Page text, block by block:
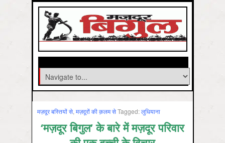
मज़दूर बस्तियों से, मज़दूरों की क़लम सेTagged:लुधियाना
‘मज़दूर बिगुल’ के बारे में मज़दूर परिवार